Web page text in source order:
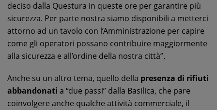
deciso dalla Questura in queste ore per garantire più
sicurezza. Per parte nostra siamo disponibili a metterci
attorno ad un tavolo con l’Amministrazione per capire
come gli operatori possano contribuire maggiormente
alla sicurezza e all’ordine della nostra città”.
Anche su un altro tema, quello della presenza di rifiuti
abbandonati a “due passi” dalla Basilica, che pare
coinvolgere anche qualche attività commerciale, il